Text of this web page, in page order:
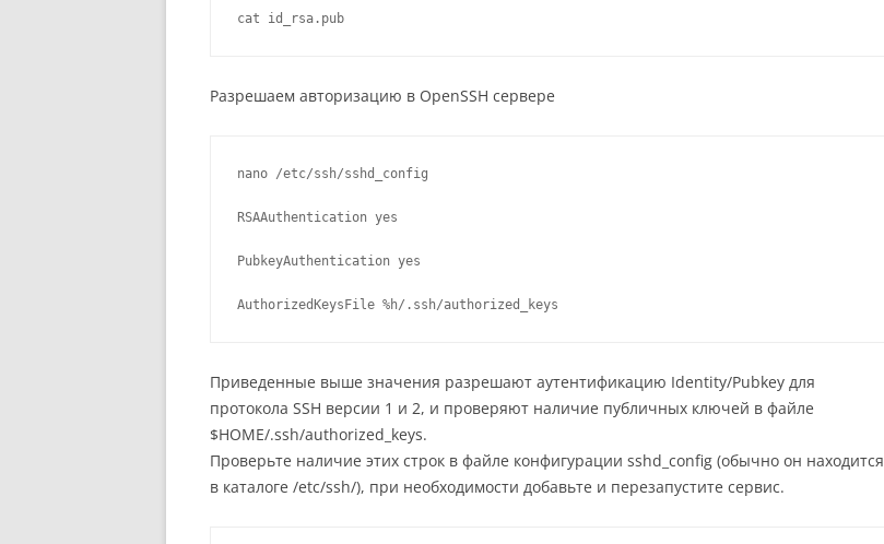
Разрешаем авторизацию в OpenSSH сервере
nano /etc/ssh/sshd_config
RSAAuthentication yes
PubkeyAuthentication yes
Приведенные выше значения разрешают аутентификацию Identity/Pubkey для
протокола SSH версии 1 и 2, и проверяют наличие публичных ключей в файле
$HOME/.ssh/authorized_keys.
Проверьте наличие этих строк в файле конфигурации sshd_config (обычно он находится
в каталоге /etc/ssh/), при необходимости добавьте и перезапустите сервис.